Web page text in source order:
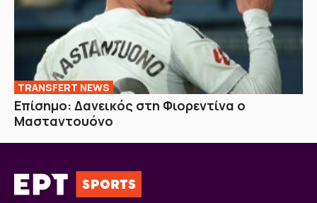
TRANSFERT NEWS
Επίσημο: Δανεικός στη Φιορεντίνα ο
Μασταντουόνο